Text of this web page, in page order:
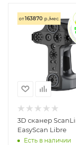
от163870 р./мес.
3D сканер
EasyScan Libre
Есть в наличии